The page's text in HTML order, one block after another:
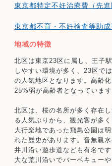
東京都特定不妊治療費（先
東京都不育・不妊検査等助
地域の特徴
北区は東京23区に属し、王子
しやすい環境が多く、23区で
の人気地区となります。高齢
25%弱が高齢者となっています
北区は、桜の名所が多く存在
る人気ぶりから、観光客が多
大行楽地であった飛鳥公園は
れた歴史があります。音無親
井川沿い遊歩道なども有名で
大な荒川沿いでバーベキュー